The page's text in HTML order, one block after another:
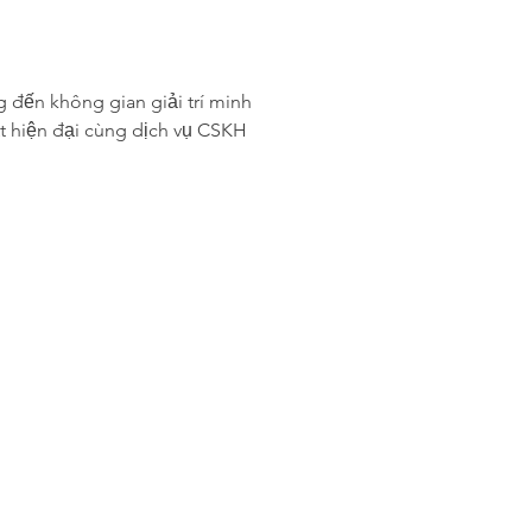
đến không gian giải trí minh
đại cùng dịch vụ CSKH